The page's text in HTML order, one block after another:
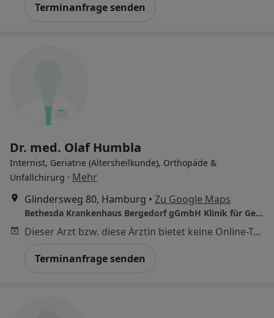
Terminanfrage senden
Dr. med. Olaf Humbla
Internist, Geriatrie (Altersheilkunde), Orthopäde &
Unfallchirurg · Mehr
Glindersweg 80, Hamburg • Zu Google Maps
Bethesda Krankenhaus Bergedorf gGmbH Klinik für Geriatrie
Dieser Arzt bzw. diese Ärztin bietet keine Online-Terminbuchung an diesem Standort an.
Terminanfrage senden